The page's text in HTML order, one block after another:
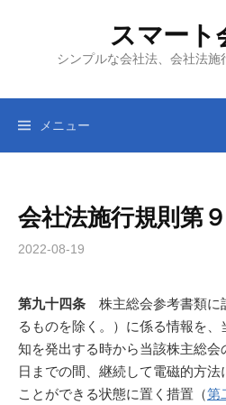
ツ
スマート
シンプルな会社法、会社法施
メニュー
会社法施行規則第
2022-08-19
第九十四条 株主総会参考書類に
るものを除く。）に係る情報を
知を発出する時から当該株主総会
日までの間、継続して電磁的方
ことができる状態に置く措置（第